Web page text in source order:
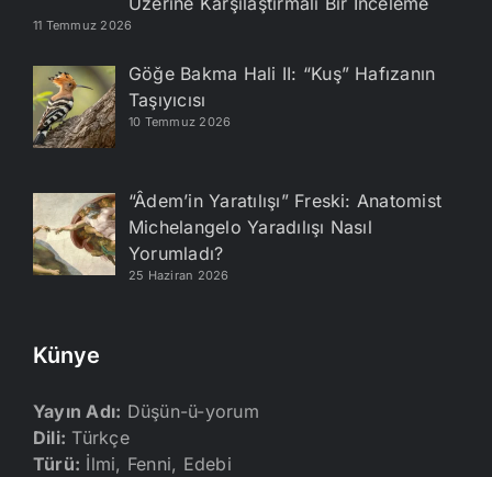
11 Temmuz 2026
Göğe Bakma Hali II: “Kuş” Hafızanın
Taşıyıcısı
10 Temmuz 2026
“Âdem’in Yaratılışı” Freski: Anatomist
Michelangelo Yaradılışı Nasıl
Yorumladı?
25 Haziran 2026
Künye
Yayın Adı: Düşün-ü-yorum
Dili: Türkçe
Türü: İlmi, Fenni, Edebi